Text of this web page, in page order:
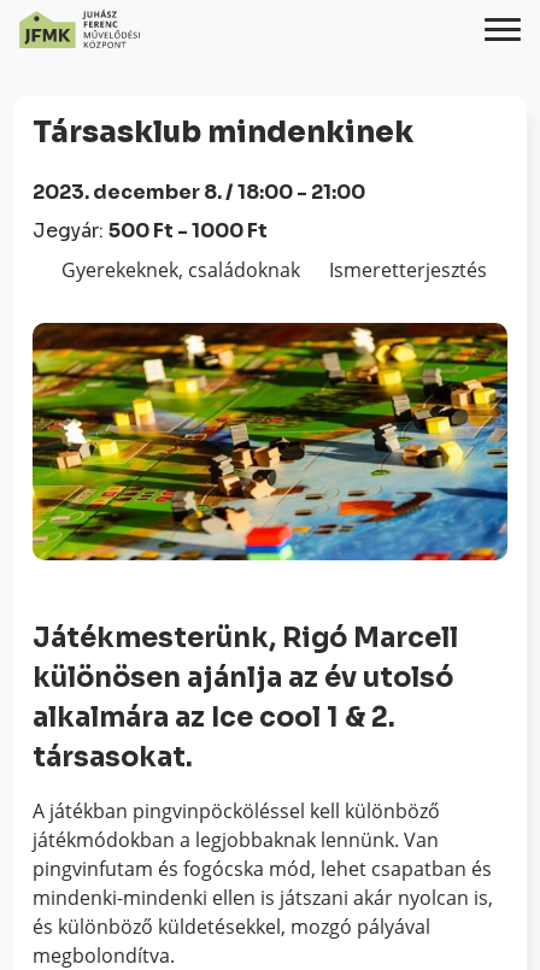
Content
navigációhoz
Társasklub mindenkinek
2023. december 8. / 18:00 - 21:00
Jegyár:500 Ft - 1000 Ft
Gyerekeknek, családoknak Ismeretterjesztés
Játékmesterünk, Rigó Marcell
különösen ajánlja az év utolsó
alkalmára az Ice cool 1 & 2.
társasokat.
A játékban pingvinpöcköléssel kell különböző
játékmódokban a legjobbaknak lennünk. Van
pingvinfutam és fogócska mód, lehet csapatban és
mindenki-mindenki ellen is játszani akár nyolcan is,
és különböző küldetésekkel, mozgó pályával
megbolondítva.